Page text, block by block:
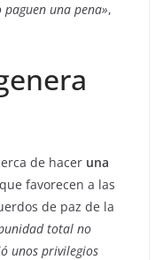
paguen una pena»,
de hacer una
que favorecen a las
de paz de la
total no
unos privilegios